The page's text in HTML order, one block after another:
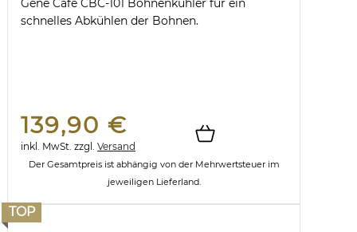
Gene Cafe CBC-101 Bohnenkühler für ein
schnelles Abkühlen der Bohnen.
139,90 €
inkl. MwSt. zzgl. Versand
Der Gesamtpreis ist abhängig von der Mehrwertsteuer im
jeweiligen Lieferland.
TOP